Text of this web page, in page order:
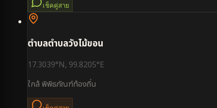
เช็คคู่สาย
ตำบลตำบลวังไม้ขอน
17.3039°N, 99.8205°E
ใกล้พิพิธภัณฑ์ท้องถิ่น